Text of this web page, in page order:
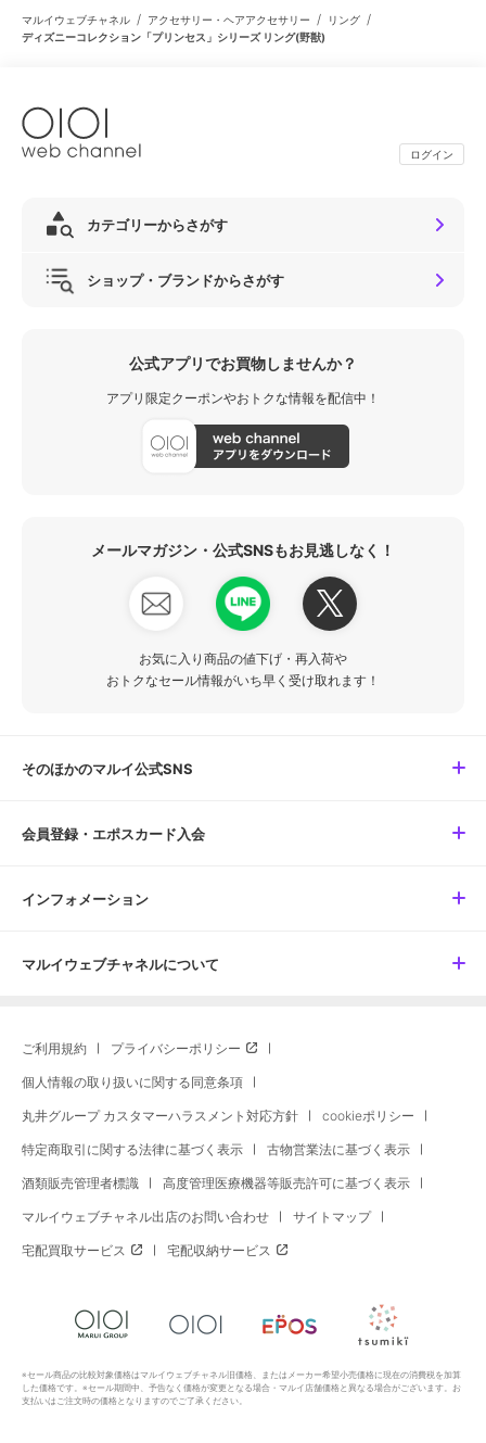
マルイウェブチャネル / アクセサリー・ヘアアクセサリー / リング /
ディズニーコレクション「プリンセス」シリーズ リング(野獣)
ログイン
カテゴリーからさがす
ショップ・ブランドからさがす
公式アプリでお買物しませんか？
アプリ限定クーポンやおトクな情報を配信中！
メールマガジン・公式SNSもお見逃しなく！
お気に入り商品の値下げ・再入荷や
おトクなセール情報がいち早く受け取れます！
そのほかのマルイ公式SNS
会員登録・エポスカード入会
インフォメーション
マルイウェブチャネルについて
ご利用規約 プライバシーポリシー
個人情報の取り扱いに関する同意条項
丸井グループ カスタマーハラスメント対応方針 cookieポリシー
特定商取引に関する法律に基づく表示 古物営業法に基づく表示
酒類販売管理者標識 高度管理医療機器等販売許可に基づく表示
マルイウェブチャネル出店のお問い合わせ サイトマップ
宅配買取サービス 宅配収納サービス
※セール商品の比較対象価格はマルイウェブチャネル旧価格、またはメーカー希望小売価格に現在の消費税を加算
した価格です。※セール期間中、予告なく価格が変更となる場合・マルイ店舗価格と異なる場合がございます。お
支払いはご注文時の価格となりますのでご了承ください。